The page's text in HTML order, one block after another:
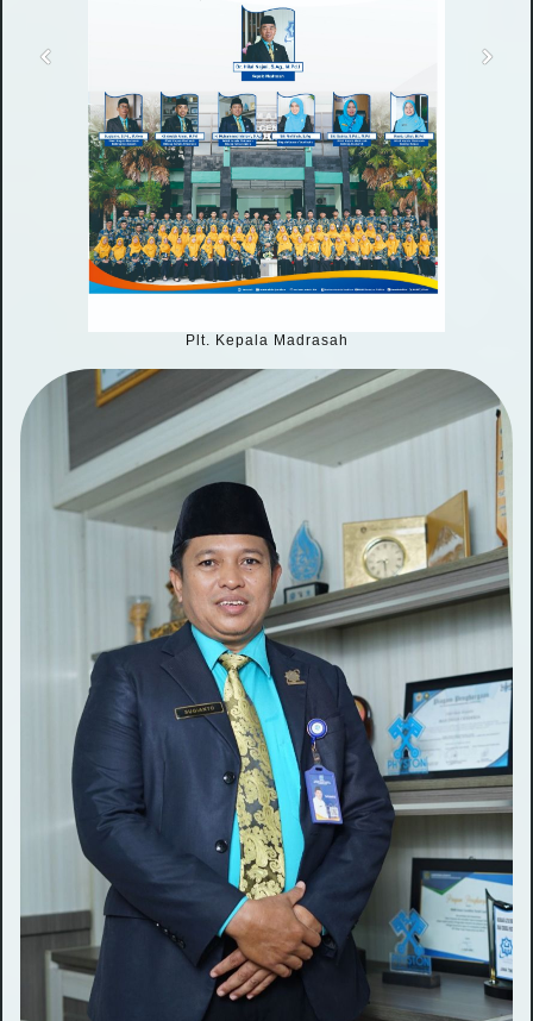
Plt. Kepala Madrasah